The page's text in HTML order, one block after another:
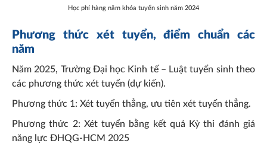
Học phí hàng năm khóa tuyển sinh năm 2024
Phương thức xét tuyển, điểm chuẩn các
năm
Năm 2025, Trường Đại học Kinh tế – Luật tuyển sinh theo
các phương thức xét tuyển (dự kiến).
Phương thức 1: Xét tuyển thẳng, ưu tiên xét tuyển thẳng.
Phương thức 2: Xét tuyển bằng kết quả Kỳ thi đánh giá
năng lực ĐHQG-HCM 2025